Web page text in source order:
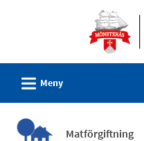
tjänster
Mönsterås
kommun
L Meny
Matförgiftning